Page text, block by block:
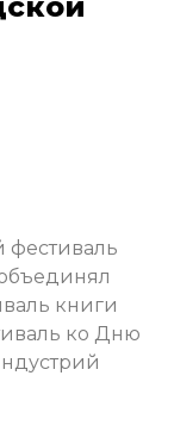
фестиваль
книги
ко Дню